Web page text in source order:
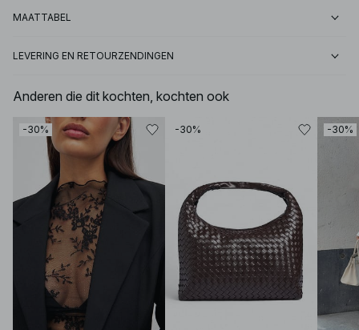
MAATTABEL
LEVERING EN RETOURZENDINGEN
Anderen die dit kochten, kochten ook
-30% -30% -30%